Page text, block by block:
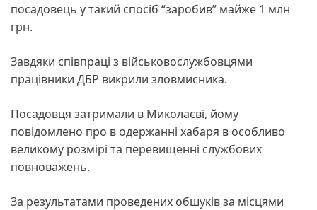
посадовець у такий спосіб “заробив” майже 1 млн
грн.
Завдяки співпраці з військовослужбовцями
працівники ДБР викрили зловмисника.
Посадовця затримали в Миколаєві, йому
повідомлено про в одержанні хабаря в особливо
великому розмірі та перевищенні службових
повноважень.
За результатами проведених обшуків за місцями